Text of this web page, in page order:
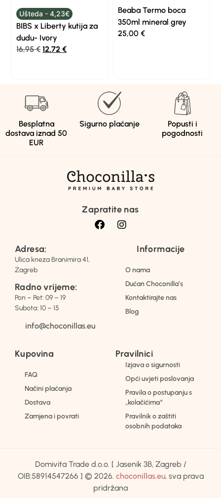
Ušteda - 4,23€
BIBS x Liberty kutija za
dudu- Ivory
16,95€ 12,72€
Beaba Termo boca
350ml mineral grey
25,00 €
Besplatna
dostava iznad 50
EUR
Sigurno plaćanje
Popusti i
pogodnosti
Zapratite nas
Adresa:
Ulica kneza Branimira 41,
Zagreb
Radno vrijeme:
Pon – Pet: 09 – 19
Subota: 10 – 15
info@choconillas.eu
Informacije
O nama
Dućan Choconilla’s
Kontaktirajte nas
Blog
Kupovina
FAQ
Načini plaćanja
Dostava
Zamjena i povrati
Pravilnici
Izjava o sigurnosti
Opći uvjeti poslovanja
Pravila o postupanju s
„kolačićima“
Pravilnik o zaštiti
osobnih podataka
Domivita Trade d.o.o. [ Jasenik 3B, Zagreb /
OIB:58914547266 ] © 2026. choconillas.eu, sva prava
pridržana